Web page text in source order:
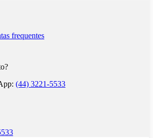
frequentes
(44) 3221-5533